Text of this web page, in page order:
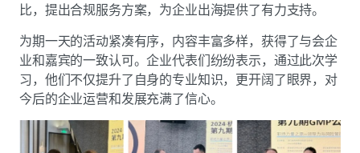
比，提出合规服务方案，为企业出海提供了有力支持。
为期一天的活动紧凑有序，内容丰富多样，获得了与会企
业和嘉宾的一致认可。企业代表们纷纷表示，通过此次学
习，他们不仅提升了自身的专业知识，更开阔了眼界，对
今后的企业运营和发展充满了信心。